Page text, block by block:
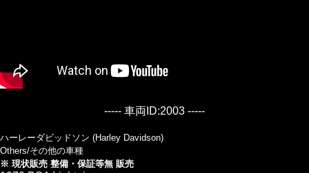
----- 車両ID:2003 -----
ハーレーダビッドソン (Harley Davidson)
Others/その他の車種
※ 現状販売 整備・保証等無 販売